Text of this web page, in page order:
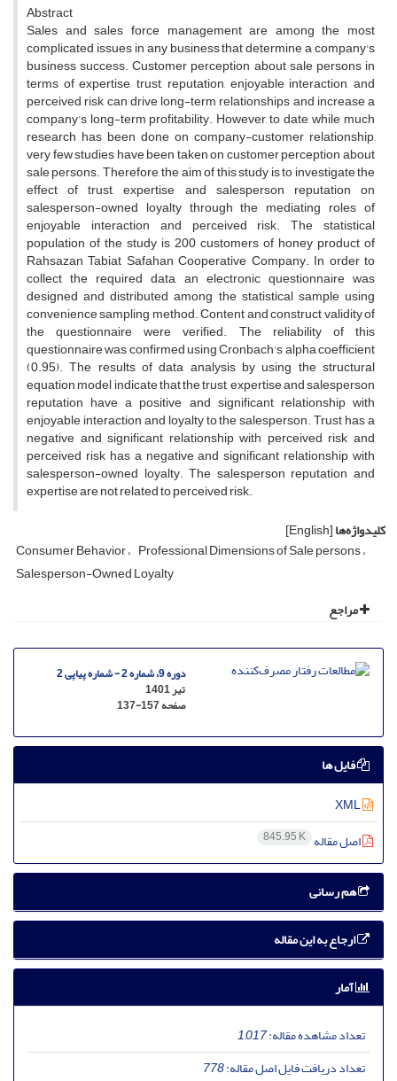
Abstract
Sales and sales force management are among the most
complicated issues in any business that determine a company's
business success. Customer perception about sale persons in
terms of expertise, trust, reputation, enjoyable interaction, and
perceived risk can drive long-term relationships and increase a
company's long-term profitability. However, to date, while much
research has been done on company-customer relationship,
very few studies have been taken on customer perception about
sale persons. Therefore, the aim of this study is to investigate the
effect of trust, expertise and salesperson reputation on
salesperson-owned loyalty through the mediating roles of
enjoyable interaction and perceived risk. The statistical
population of the study is 200 customers of honey product of
Rahsazan Tabiat Safahan Cooperative Company. In order to
collect the required data, an electronic questionnaire was
designed and distributed among the statistical sample using
convenience sampling method. Content and construct validity of
the questionnaire were verified. The reliability of this
questionnaire was confirmed using Cronbach's alpha coefficient
(0.95). The results of data analysis by using the structural
equation model indicate that the trust, expertise and salesperson
reputation have a positive and significant relationship with
enjoyable interaction and loyalty to the salesperson. Trust has a
negative and significant relationship with perceived risk and
perceived risk has a negative and significant relationship with
salesperson-owned loyalty. The salesperson reputation and
expertise are not related to perceived risk.
کلیدواژه‌ها[English]
Consumer Behavior Professional Dimensions of Sale persons
Salesperson-Owned Loyalty
مراجع
دوره 9، شماره 2 - شماره پیاپی 2
تیر 1401
صفحه137-157
فایل ها
اصل مقاله 845.95 K
هم رسانی
ارجاع به این مقاله
آمار
تعداد مشاهده مقاله:1,017
تعداد دریافت فایل اصل مقاله:778